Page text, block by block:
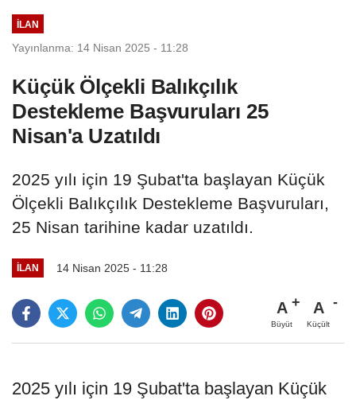
İLAN
Yayınlanma: 14 Nisan 2025 - 11:28
Küçük Ölçekli Balıkçılık
Destekleme Başvuruları 25
Nisan'a Uzatıldı
2025 yılı için 19 Şubat'ta başlayan Küçük
Ölçekli Balıkçılık Destekleme Başvuruları,
25 Nisan tarihine kadar uzatıldı.
İLAN 14 Nisan 2025 - 11:28
A
Büyüt
A
Küçült
2025 yılı için 19 Şubat'ta başlayan Küçük